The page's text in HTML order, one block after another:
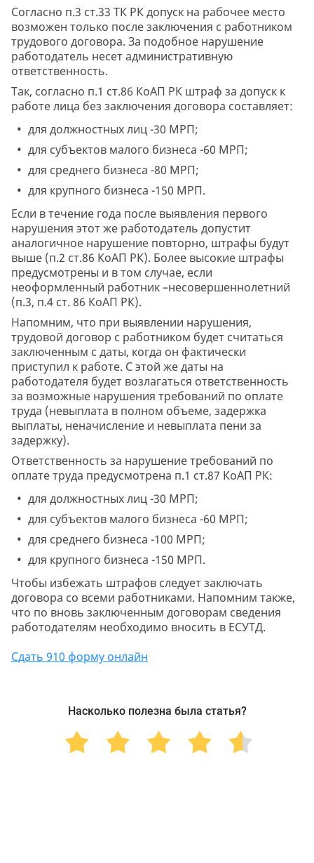
Согласно п.3 ст.33 ТК РК допуск на рабочее место
возможен только после заключения с работником
трудового договора. За подобное нарушение
работодатель несет административную
ответственность.
Так, согласно п.1 ст.86 КоАП РК штраф за допуск к
работе лица без заключения договора составляет:
для должностных лиц -30 МРП;
для субъектов малого бизнеса -60 МРП;
для среднего бизнеса -80 МРП;
для крупного бизнеса -150 МРП.
Если в течение года после выявления первого
нарушения этот же работодатель допустит
аналогичное нарушение повторно, штрафы будут
выше (п.2 ст.86 КоАП РК). Более высокие штрафы
предусмотрены и в том случае, если
неоформленный работник –несовершеннолетний
(п.3, п.4 ст. 86 КоАП РК).
Напомним, что при выявлении нарушения,
трудовой договор с работником будет считаться
заключенным с даты, когда он фактически
приступил к работе. С этой же даты на
работодателя будет возлагаться ответственность
за возможные нарушения требований по оплате
труда (невыплата в полном объеме, задержка
выплаты, неначисление и невыплата пени за
задержку).
Ответственность за нарушение требований по
оплате труда предусмотрена п.1 ст.87 КоАП РК:
для должностных лиц -30 МРП;
для субъектов малого бизнеса -60 МРП;
для среднего бизнеса -100 МРП;
для крупного бизнеса -150 МРП.
Чтобы избежать штрафов следует заключать
договора со всеми работниками. Напомним также,
что по вновь заключенным договорам сведения
работодателям необходимо вносить в ЕСУТД.
Cдать 910 форму онлайн
Насколько полезна была статья?